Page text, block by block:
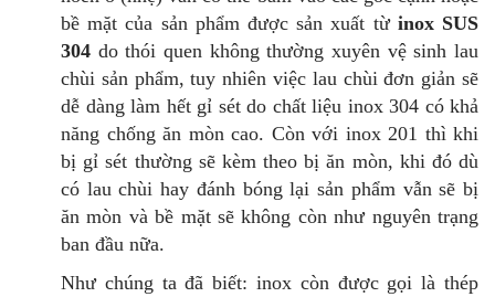
bề mặt của sản phẩm được sản xuất từ inox SUS
304 do thói quen không thường xuyên vệ sinh lau
chùi sản phẩm, tuy nhiên việc lau chùi đơn giản sẽ
dễ dàng làm hết gỉ sét do chất liệu inox 304 có khả
năng chống ăn mòn cao. Còn với inox 201 thì khi
bị gỉ sét thường sẽ kèm theo bị ăn mòn, khi đó dù
có lau chùi hay đánh bóng lại sản phẩm vẫn sẽ bị
ăn mòn và bề mặt sẽ không còn như nguyên trạng
ban đầu nữa.
Như chúng ta đã biết: inox còn được gọi là thép